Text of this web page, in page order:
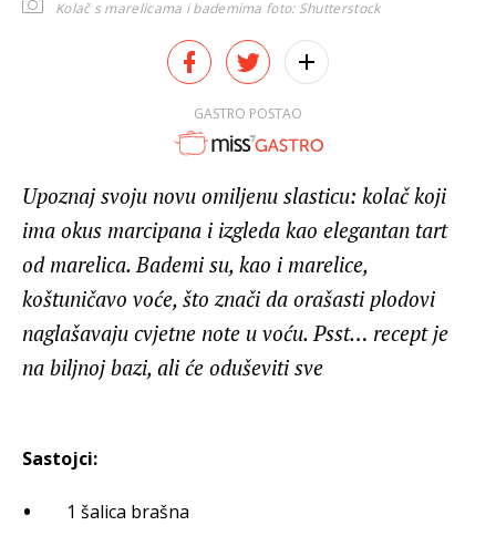
Kolač s marelicama i bademima foto: Shutterstock
GASTRO POSTAO
Upoznaj svoju novu omiljenu slasticu: kolač koji
ima okus marcipana i izgleda kao elegantan tart
od marelica. Bademi su, kao i marelice,
koštuničavo voće, što znači da orašasti plodovi
naglašavaju cvjetne note u voću. Psst… recept je
na biljnoj bazi, ali će oduševiti sve
Sastojci:
1 šalica brašna